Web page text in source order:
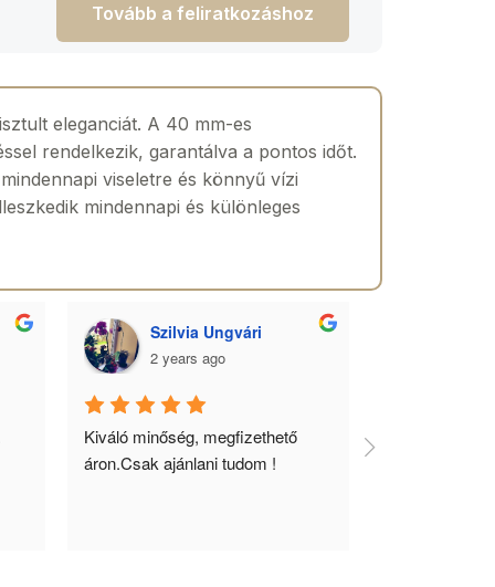
Tovább a feliratkozáshoz
eleganciát. A 40 mm-es
rendelkezik, garantálva a pontos időt.
viseletre és könnyű vízi
mindennapi és különleges
Szilvia Ungvári
2 years ago
Kiváló minőség, megfizethető
áron.Csak ajánlani tudom !